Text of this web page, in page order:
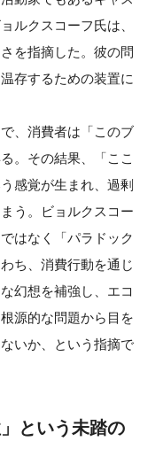
ルクスコーフ氏は、
を指摘した。彼の問
存するための装置に
、消費者は「このブ
。その結果、「ここ
感覚が生まれ、過剰
う。ビョルクスコー
はなく「パラドック
ち、消費行動を通じ
幻想を補強し、エコ
源的な問題から目を
いか、という指摘で
という未踏の